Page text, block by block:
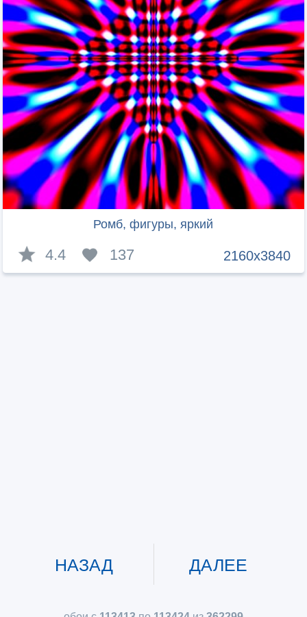
Ромб, фигуры, яркий
2160x3840
4.4 137
НАЗАД ДАЛЕЕ